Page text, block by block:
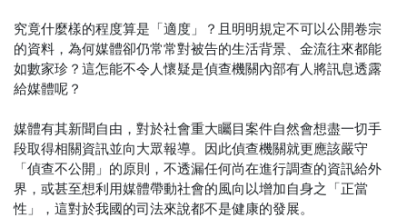
究竟什麼樣的程度算是「適度」？且明明規定不可以公開卷宗
的資料，為何媒體卻仍常常對被告的生活背景、金流往來都能
如數家珍？這怎能不令人懷疑是偵查機關內部有人將訊息透露
給媒體呢？
媒體有其新聞自由，對於社會重大矚目案件自然會想盡一切手
段取得相關資訊並向大眾報導。因此偵查機關就更應該嚴守
「偵查不公開」的原則，不透漏任何尚在進行調查的資訊給外
界，或甚至想利用媒體帶動社會的風向以增加自身之「正當
性」，這對於我國的司法來說都不是健康的發展。